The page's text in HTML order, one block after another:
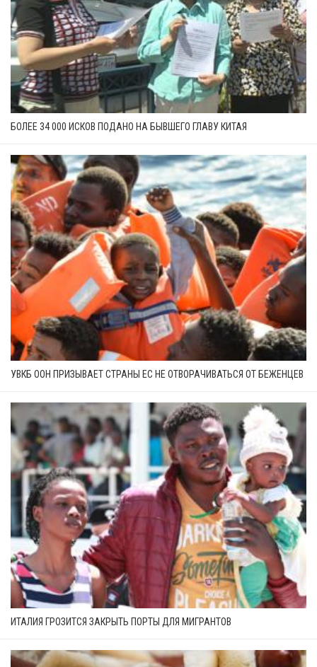
БОЛЕЕ 34 000 ИСКОВ ПОДАНО НА БЫВШЕГО ГЛАВУ КИТАЯ
УВКБ ООН ПРИЗЫВАЕТ СТРАНЫ ЕС НЕ ОТВОРАЧИВАТЬСЯ ОТ БЕЖЕНЦЕВ
ИТАЛИЯ ГРОЗИТСЯ ЗАКРЫТЬ ПОРТЫ ДЛЯ МИГРАНТОВ